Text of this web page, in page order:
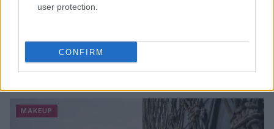
user protection.
CONFIRM
Guida a tre mood look ispirati alle eroine dei
videogiochi
MAKEUP